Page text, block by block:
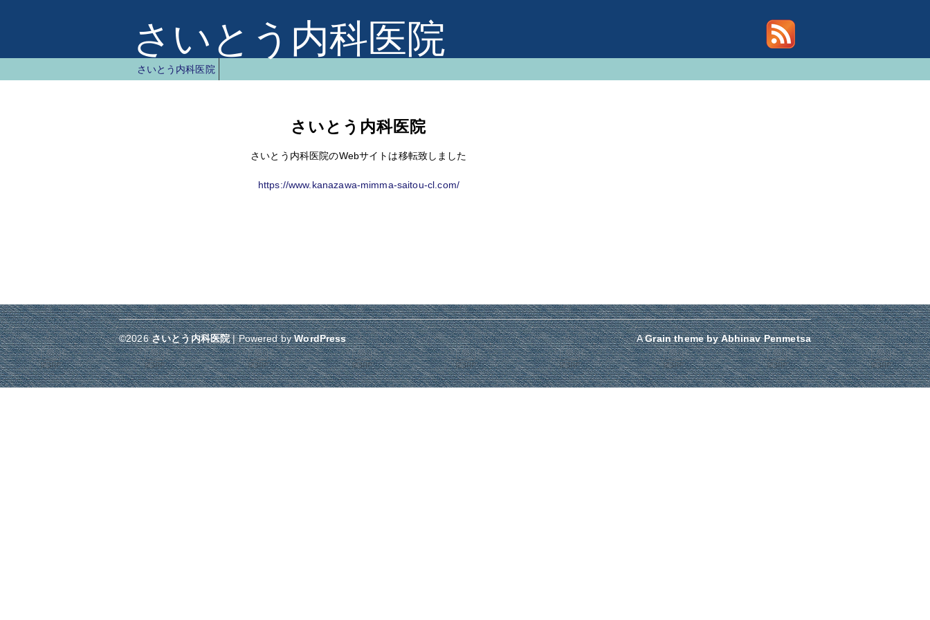
さいとう内科医院
さいとう内科医院
さいとう内科医院
さいとう内科医院のWebサイトは移転致しました
https://www.kanazawa-mimma-saitou-cl.com/
©2026さいとう内科医院| Powered byWordPress AGrain themebyAbhinav Penmetsa